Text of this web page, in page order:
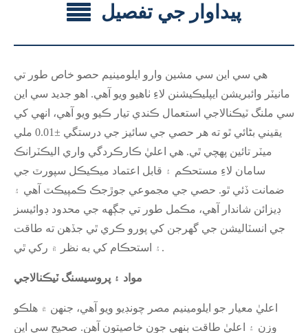
پيداوار جي تفصيل
هي سي اين سي مشين وارو ايلومينيم حصو خاص طور تي
مانيٽر وائبريشن ايپليڪيشنن لاءِ ٺاهيو ويو آهي. اهو جديد سي اين
سي ملنگ ٽيڪنالاجي استعمال ڪندي تيار ڪيو ويو آهي، انهي کي
يقيني بڻائي ٿو ته هر حصي جي سائيز جي درستگي ±0.01 ملي
ميٽر تائين پهچي ٿي. هي اعليٰ ڪارڪردگي واري اليڪٽرانڪ
سامان لاءِ مستحڪم ۽ قابل اعتماد ميڪيڪل سپورٽ جي
ضمانت ڏئي ٿو. حصي جي مجموعي جوڙجڪ ڪمپيڪٽ آهي ۽
ڊيزائن شاندار آهي، مڪمل طور تي جڳهه جي محدود ڊوائيسز
جي انسٽاليشن جي گهرجن کي پورو ڪري ٿي جڏهن ته طاقت
۽ استحڪام کي به نظر ۾ رکي ٿي.
مواد ۽ پروسيسنگ ٽيڪنالاجي
اعليٰ معيار جو ايلومينيم مصر چونڊيو ويو آهي، جنهن ۾ هلڪو
وزن ۽ اعليٰ طاقت ٻنهي جون خاصيتون آهن. صحيح سي اين